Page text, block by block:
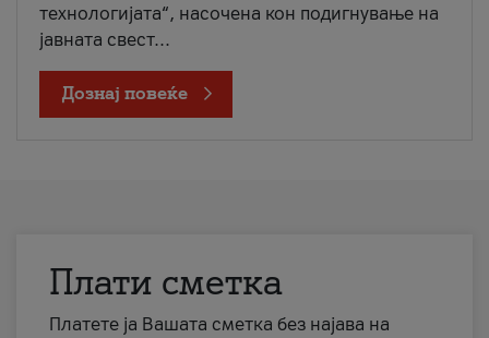
технологијата“, насочена кон подигнување на
јавната свест...
Дознај повеќе
Плати сметка
Платете ја Вашата сметка без најава на